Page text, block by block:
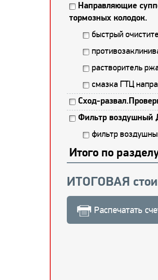
Направляющие
тормозных колодок.
быстрый
растворитель
смазка ГТЦ
Сход-
Фильтр воздушный
фильтр
Итого по
ИТОГОВАЯ
Распечатать